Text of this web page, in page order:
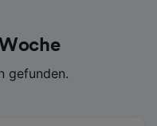
gefunden.